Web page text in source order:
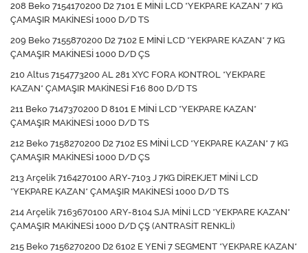
208 Beko 7154170200 D2 7101 E MİNİ LCD *YEKPARE KAZAN* 7 KG
ÇAMAŞIR MAKİNESİ 1000 D/D TS
209 Beko 7155870200 D2 7102 E MİNİ LCD *YEKPARE KAZAN* 7 KG
ÇAMAŞIR MAKİNESİ 1000 D/D ÇS
210 Altus 7154773200 AL 281 XYC FORA KONTROL *YEKPARE
KAZAN* ÇAMAŞIR MAKİNESİ F16 800 D/D TS
211 Beko 7147370200 D 8101 E MİNİ LCD *YEKPARE KAZAN*
ÇAMAŞIR MAKİNESİ 1000 D/D TS
212 Beko 7158270200 D2 7102 ES MİNİ LCD *YEKPARE KAZAN* 7 KG
ÇAMAŞIR MAKİNESİ 1000 D/D ÇS
213 Arçelik 7164270100 ARY-7103 J 7KG DİREKJET MİNİ LCD
*YEKPARE KAZAN* ÇAMAŞIR MAKİNESİ 1000 D/D TS
214 Arçelik 7163670100 ARY-8104 SJA MİNİ LCD *YEKPARE KAZAN*
ÇAMAŞIR MAKİNESİ 1000 D/D ÇŞ (ANTRASİT RENKLİ)
215 Beko 7156270200 D2 6102 E YENİ 7 SEGMENT *YEKPARE KAZAN*